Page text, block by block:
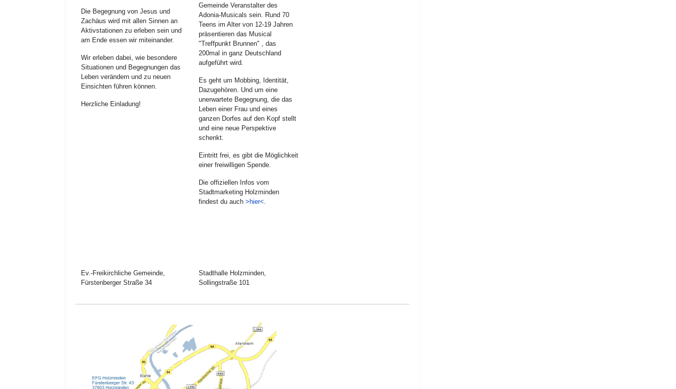
Die Begegnung von Jesus und
Zachäus wird mit allen Sinnen an
Aktivstationen zu erleben sein und
am Ende essen wir miteinander.
Wir erleben dabei, wie besondere
Situationen und Begegnungen das
Leben verändern und zu neuen
Einsichten führen können.
Herzliche Einladung!
Gemeinde Veranstalter des
Adonia-Musicals sein. Rund 70
Teens im Alter von 12-19 Jahren
präsentieren das Musical
"Treffpunkt Brunnen" , das
200mal in ganz Deutschland
aufgeführt wird.
Es geht um Mobbing, Identität,
Dazugehören. Und um eine
unerwartete Begegnung, die das
Leben einer Frau und eines
ganzen Dorfes auf den Kopf stellt
und eine neue Perspektive
schenkt.
Eintritt frei, es gibt die Möglichkeit
einer freiwilligen Spende.
Die offiziellen Infos vom
Stadtmarketing Holzminden
findest du auch >hier<
Ev.-Freikirchliche Gemeinde,
Fürstenberger Straße 34
Stadthalle Holzminden,
Sollingstraße 101